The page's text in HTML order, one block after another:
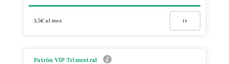
3,5€ al mes Ir
Patrón VIP Trimestral